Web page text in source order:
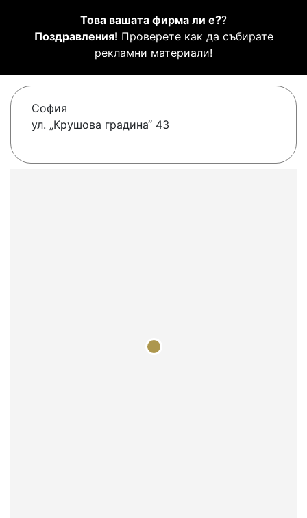
Това вашата фирма ли е??
Поздравления! Проверете как да събирате
рекламни материали!
София
ул. „Крушова градина“ 43